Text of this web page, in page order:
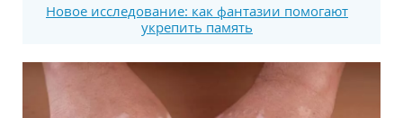
Новое исследование: как фантазии помогают
укрепить память